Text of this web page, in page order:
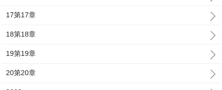
17第17章
18第18章
19第19章
20第20章